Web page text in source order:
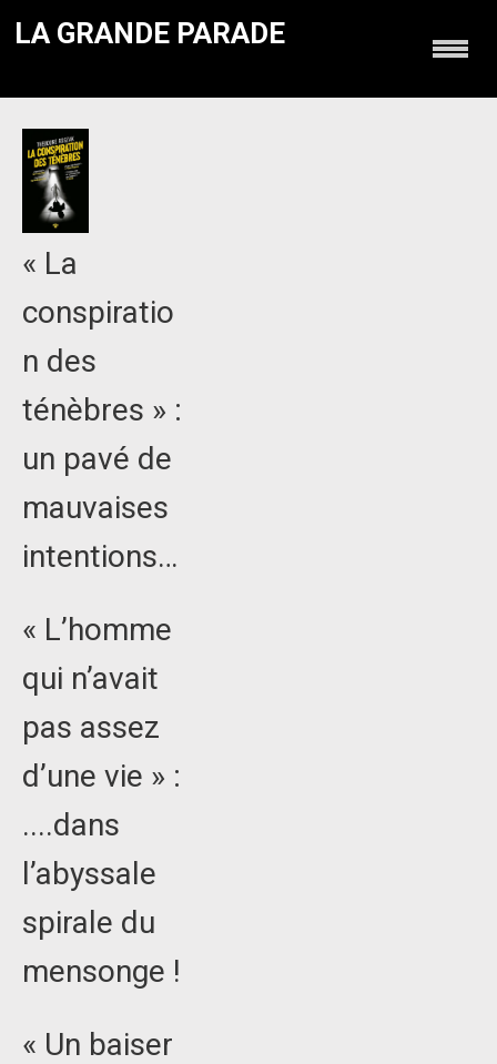
LA GRANDE PARADE
« La
conspiratio
n des
ténèbres » :
un pavé de
mauvaises
intentions…
« L’homme
qui n’avait
pas assez
d’une vie » :
....dans
l’abyssale
spirale du
mensonge !
« Un baiser